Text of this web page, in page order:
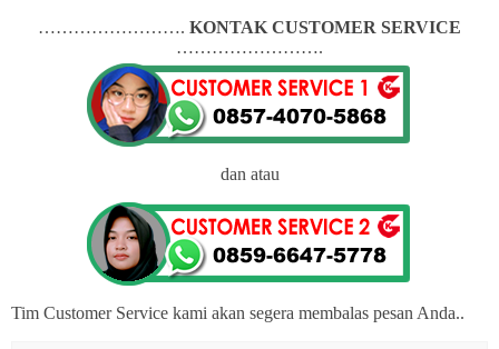
……………………. KONTAK CUSTOMER SERVICE
…………………….
dan atau
Tim Customer Service kami akan segera membalas pesan Anda..